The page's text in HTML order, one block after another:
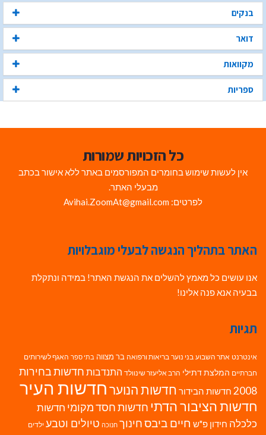
בנקים
דואר
מקוואות
ספריות
כל הזכויות שמורות
אין לעשות שימוש בחומרים המפורסמים באתר ללא אישור בכתב
מבעלי האתר.
לפרטים: Avihai.ZoomAt@gmail.com
האתר בתהליך הנגשה לבעלי מוגבלויות
אנו עושים כל מאמץ להשלים את הנגשת האתר! במידה ונתקלת
בבעיה אנא פנה אלינו!
תגיות
אינטרנט אתר השבוע בני נוער בריאות ורפואה בר מצווה בתי ספר האגף לשירותים
חברתיים המלצת דתילי הרב אליעזר שינוולד התנדבות חדשות בחירות
2008 חדשות הבידור חדשות הנוערחדשות העיר
חדשות הציבור הדתי חדשות חסד מקומי חדשות
כלכלה חידון פ"ש חיים ביבסחינוך חנוכה טיולים וטבע ילדים